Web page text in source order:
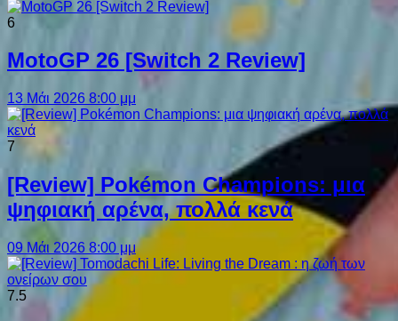
6
MotoGP 26 [Switch 2 Review]
13 Μάι 2026 8:00 μμ
7
[Review] Pokémon Champions: μια
ψηφιακή αρένα, πολλά κενά
09 Μάι 2026 8:00 μμ
7.5